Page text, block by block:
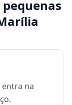
pequenas
entra na